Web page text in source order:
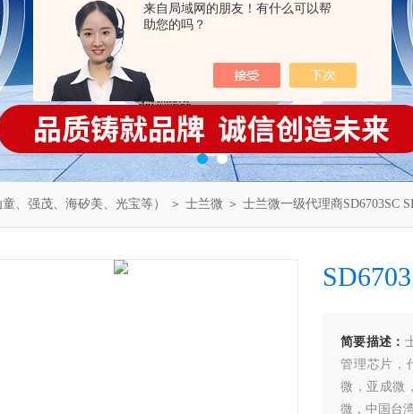
来自局域网的朋友！有什么可以帮
助您的吗？
、强茂、海矽美、光宝等） ＞ 士兰微 ＞ 士兰微一级代理商SD6703SC
简要描述：
管理芯片，
微，亚成微
微，中国台